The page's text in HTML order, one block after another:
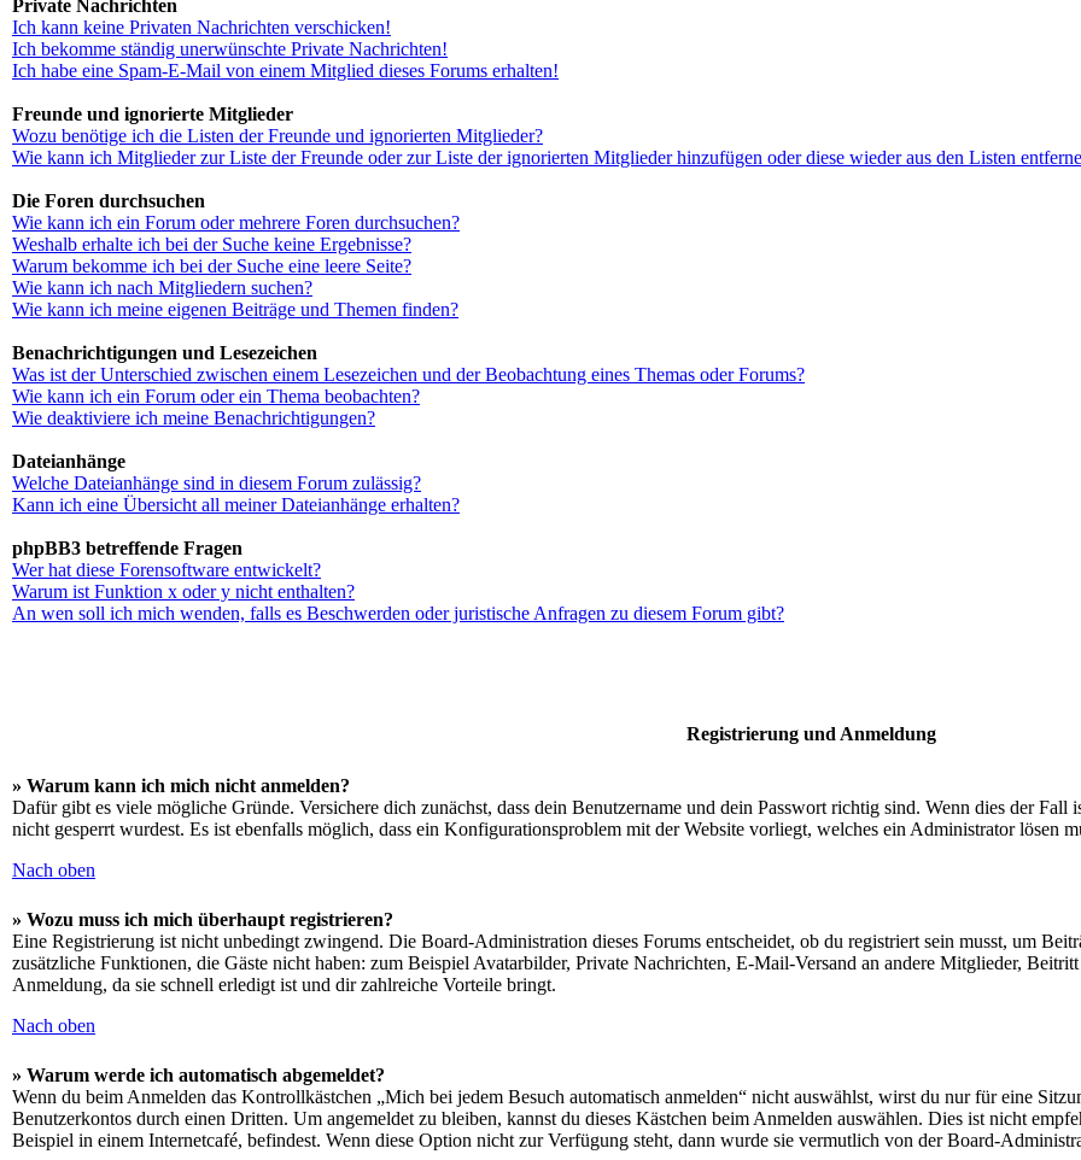
Private Nachrichten
Ich kann keine Privaten Nachrichten verschicken!
Ich bekomme ständig unerwünschte Private Nachrichten!
Ich habe eine Spam-E-Mail von einem Mitglied dieses Forums erhalten!
Freunde und ignorierte Mitglieder
Wozu benötige ich die Listen der Freunde und ignorierten Mitglieder?
Wie kann ich Mitglieder zur Liste der Freunde oder zur Liste der ignorierten Mitglieder hinzufügen oder diese wieder aus den Listen
Die Foren durchsuchen
Wie kann ich ein Forum oder mehrere Foren durchsuchen?
Weshalb erhalte ich bei der Suche keine Ergebnisse?
Warum bekomme ich bei der Suche eine leere Seite?
Wie kann ich nach Mitgliedern suchen?
Wie kann ich meine eigenen Beiträge und Themen finden?
Benachrichtigungen und Lesezeichen
Was ist der Unterschied zwischen einem Lesezeichen und der Beobachtung eines Themas oder Forums?
Wie kann ich ein Forum oder ein Thema beobachten?
Wie deaktiviere ich meine Benachrichtigungen?
Dateianhänge
Welche Dateianhänge sind in diesem Forum zulässig?
Kann ich eine Übersicht all meiner Dateianhänge erhalten?
phpBB3 betreffende Fragen
Wer hat diese Forensoftware entwickelt?
Warum ist Funktion x oder y nicht enthalten?
An wen soll ich mich wenden, falls es Beschwerden oder juristische Anfragen zu diesem Forum gibt?
Registrierung und Anmeldung
» Warum kann ich mich nicht anmelden?
Dafür gibt es viele mögliche Gründe. Versichere dich zunächst, dass dein Benutzername und dein Passwort richtig sind. Wenn dies der
nicht gesperrt wurdest. Es ist ebenfalls möglich, dass ein Konfigurationsproblem mit der Website vorliegt, welches ein Administrator lösen
Nach oben
» Wozu muss ich mich überhaupt registrieren?
Eine Registrierung ist nicht unbedingt zwingend. Die Board-Administration dieses Forums entscheidet, ob du registriert sein musst, um
zusätzliche Funktionen, die Gäste nicht haben: zum Beispiel Avatarbilder, Private Nachrichten, E-Mail-Versand an andere Mitglieder,
Anmeldung, da sie schnell erledigt ist und dir zahlreiche Vorteile bringt.
Nach oben
» Warum werde ich automatisch abgemeldet?
Wenn du beim Anmelden das Kontrollkästchen „Mich bei jedem Besuch automatisch anmelden“ nicht auswählst, wirst du nur für eine
Benutzerkontos durch einen Dritten. Um angemeldet zu bleiben, kannst du dieses Kästchen beim Anmelden auswählen. Dies ist nicht
Beispiel in einem Internetcafé, befindest. Wenn diese Option nicht zur Verfügung steht, dann wurde sie vermutlich von der Board-